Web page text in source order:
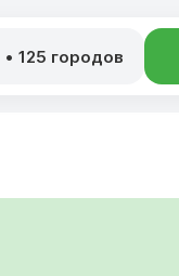
• 125 городов